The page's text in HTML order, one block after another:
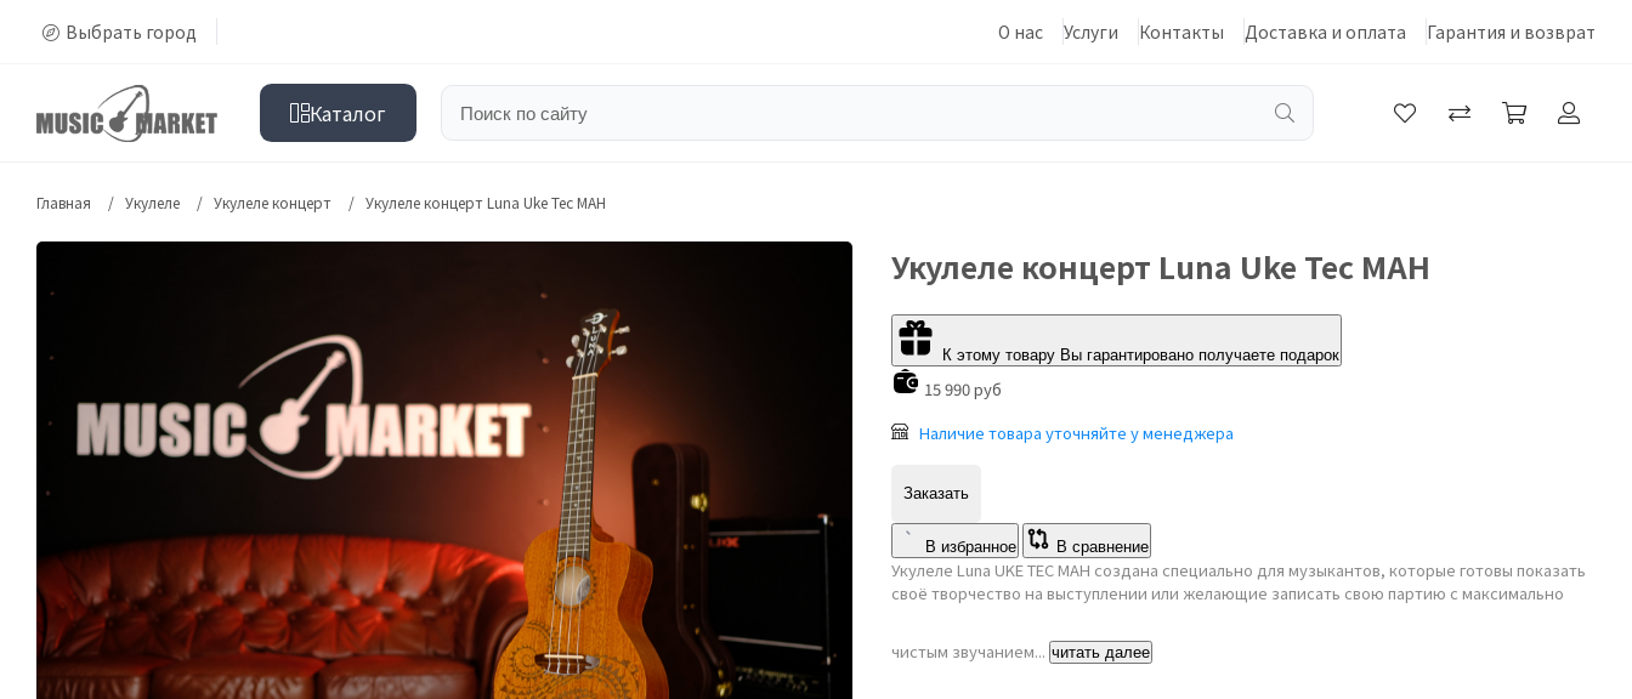
Выбрать город О нас Услуги Контакты Доставка и оплата Гарантия и возврат
Каталог
Главная Укулеле Укулеле концерт Укулеле концерт Luna Uke Tec MAH
Укулеле концерт Luna Uke Tec MAH
К этому товару Вы гарантировано получаете подарок
15 990 руб
Наличие товара уточняйте у менеджера
Заказать
В избранное В сравнение
Укулеле Luna UKE TEC MAH создана специально для музыкантов, которые готовы показать
своё творчество на выступлении или желающие записать свою партию с максимально
чистым звучанием... читать далее